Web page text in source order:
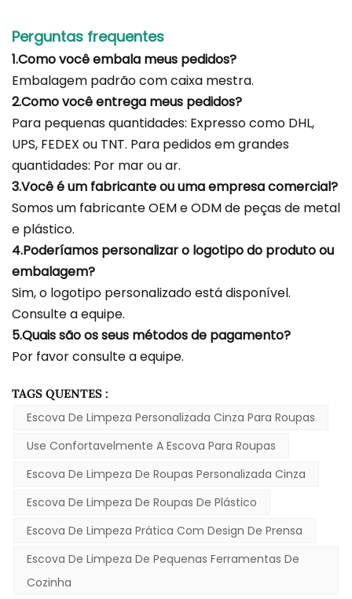
Perguntas frequentes
1.Como você embala meus pedidos?
Embalagem padrão com caixa mestra.
2.Como você entrega meus pedidos?
Para pequenas quantidades: Expresso como DHL,
UPS, FEDEX ou TNT. Para pedidos em grandes
quantidades: Por mar ou ar.
3.Você é um fabricante ou uma empresa comercial?
Somos um fabricante OEM e ODM de peças de metal
e plástico.
4.Poderíamos personalizar o logotipo do produto ou
embalagem?
Sim, o logotipo personalizado está disponível.
Consulte a equipe.
5.Quais são os seus métodos de pagamento?
Por favor consulte a equipe.
TAGS QUENTES :
Escova De Limpeza Personalizada Cinza Para Roupas
Use Confortavelmente A Escova Para Roupas
Escova De Limpeza De Roupas Personalizada Cinza
Escova De Limpeza De Roupas De Plástico
Escova De Limpeza Prática Com Design De Prensa
Escova De Limpeza De Pequenas Ferramentas De
Cozinha